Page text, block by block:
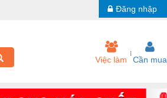
Đăng nhập
Việc làm Cần mua